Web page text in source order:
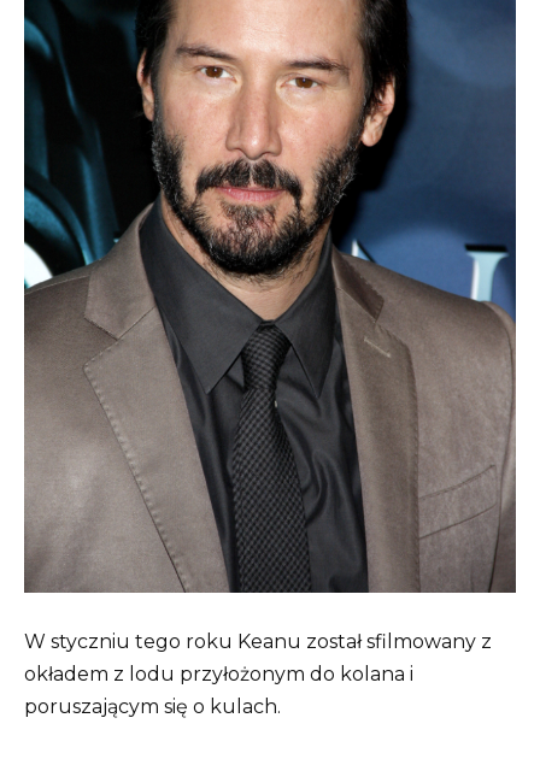
W styczniu tego roku Keanu został sfilmowany z
okładem z lodu przyłożonym do kolana i
poruszającym się o kulach.